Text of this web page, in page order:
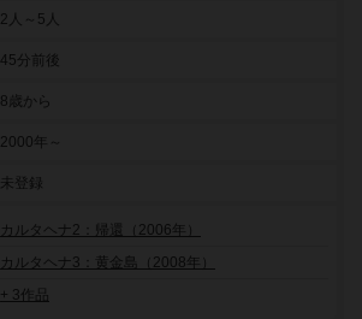
2人～5人
45分前後
8歳から
2000年～
未登録
カルタヘナ2：帰還（2006年）
カルタヘナ3：黄金島（2008年）
+ 3作品